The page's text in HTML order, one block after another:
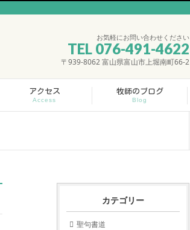
お気軽にお問い合わせください
TEL 076-491-4622
〒939-8062 富山県富山市上堀南町66-2
アクセス
Access
牧師のブログ
Blog
カテゴリー
聖句書道